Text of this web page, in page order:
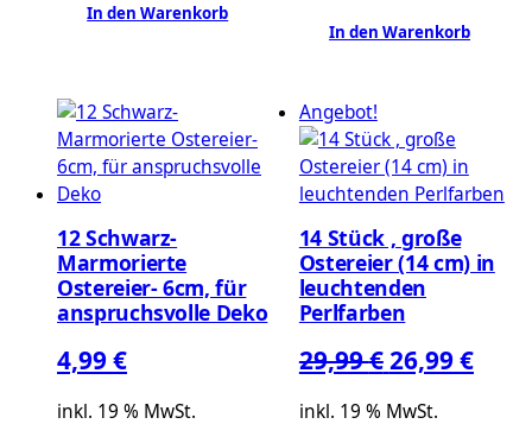
In den Warenkorb
In den Warenkorb
12 Schwarz-
Marmorierte
Ostereier- 6cm, für
anspruchsvolle Deko
4,99€
inkl. 19 % MwSt.
Angebot!
14 Stück , große
Ostereier (14 cm) in
leuchtenden
Perlfarben
29,99€
Preis
26,99€
inkl. 19 % MwSt.